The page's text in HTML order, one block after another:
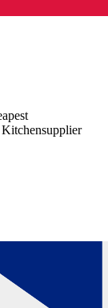
Kitchensupplier